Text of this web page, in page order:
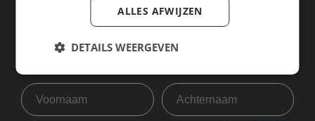
ALLES AFWIJZEN
DETAILS WEERGEVEN